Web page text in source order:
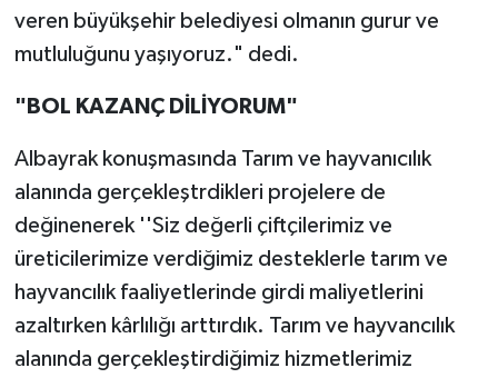
veren büyükşehir belediyesi olmanın gurur ve
mutluluğunu yaşıyoruz." dedi.
"BOL KAZANÇ DİLİYORUM"
Albayrak konuşmasında Tarım ve hayvanıcılık
alanında gerçekleştrdikleri projelere de
değinenerek ''Siz değerli çiftçilerimiz ve
üreticilerimize verdiğimiz desteklerle tarım ve
hayvancılık faaliyetlerinde girdi maliyetlerini
azaltırken kârlılığı arttırdık. Tarım ve hayvancılık
alanında gerçekleştirdiğimiz hizmetlerimiz